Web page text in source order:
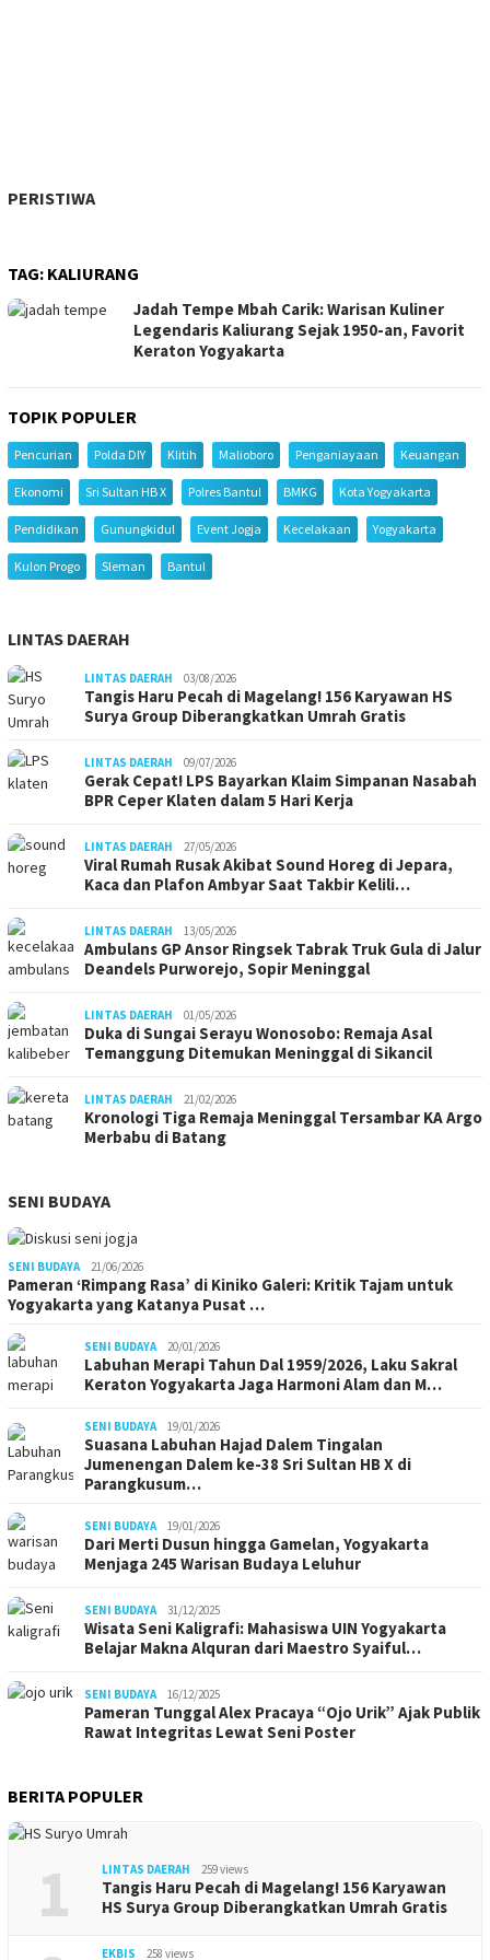
PERISTIWA
TAG: KALIURANG
Jadah Tempe Mbah Carik: Warisan Kuliner
Legendaris Kaliurang Sejak 1950-an, Favorit
Keraton Yogyakarta
TOPIK POPULER
Pencurian Polda DIY Klitih Malioboro Penganiayaan Keuangan
Ekonomi Sri Sultan HB X Polres Bantul BMKG Kota Yogyakarta
Pendidikan Gunungkidul Event Jogja Kecelakaan Yogyakarta
Kulon Progo Sleman Bantul
LINTAS DAERAH
LINTAS DAERAH 03/08/2026
Tangis Haru Pecah di Magelang! 156 Karyawan HS
Surya Group Diberangkatkan Umrah Gratis
LINTAS DAERAH 09/07/2026
Gerak Cepat! LPS Bayarkan Klaim Simpanan Nasabah
BPR Ceper Klaten dalam 5 Hari Kerja
LINTAS DAERAH 27/05/2026
Viral Rumah Rusak Akibat Sound Horeg di Jepara,
Kaca dan Plafon Ambyar Saat Takbir Kelili…
LINTAS DAERAH 13/05/2026
Ambulans GP Ansor Ringsek Tabrak Truk Gula di Jalur
Deandels Purworejo, Sopir Meninggal
LINTAS DAERAH 01/05/2026
Duka di Sungai Serayu Wonosobo: Remaja Asal
Temanggung Ditemukan Meninggal di Sikancil
LINTAS DAERAH 21/02/2026
Kronologi Tiga Remaja Meninggal Tersambar KA Argo
Merbabu di Batang
SENI BUDAYA
SENI BUDAYA 21/06/2026
Pameran ‘Rimpang Rasa’ di Kiniko Galeri: Kritik Tajam untuk
Yogyakarta yang Katanya Pusat …
SENI BUDAYA 20/01/2026
Labuhan Merapi Tahun Dal 1959/2026, Laku Sakral
Keraton Yogyakarta Jaga Harmoni Alam dan M…
SENI BUDAYA 19/01/2026
Suasana Labuhan Hajad Dalem Tingalan
Jumenengan Dalem ke-38 Sri Sultan HB X di
Parangkusum…
SENI BUDAYA 19/01/2026
Dari Merti Dusun hingga Gamelan, Yogyakarta
Menjaga 245 Warisan Budaya Leluhur
SENI BUDAYA 31/12/2025
Wisata Seni Kaligrafi: Mahasiswa UIN Yogyakarta
Belajar Makna Alquran dari Maestro Syaiful…
SENI BUDAYA 16/12/2025
Pameran Tunggal Alex Pracaya “Ojo Urik” Ajak Publik
Rawat Integritas Lewat Seni Poster
BERITA POPULER
1 LINTAS DAERAH 259 views
Tangis Haru Pecah di Magelang! 156 Karyawan
HS Surya Group Diberangkatkan Umrah Gratis
EKBIS 258 views